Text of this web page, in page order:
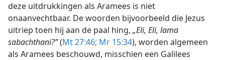
deze uitdrukkingen als Aramees is niet
onaanvechtbaar. De woorden bijvoorbeeld die Jezus
uitriep toen hij aan de paal hing, „Eli, Eli, lama
sabachthani?”(Mt 27:46; Mr 15:34), worden algemeen
als Aramees beschouwd, misschien een Galilees